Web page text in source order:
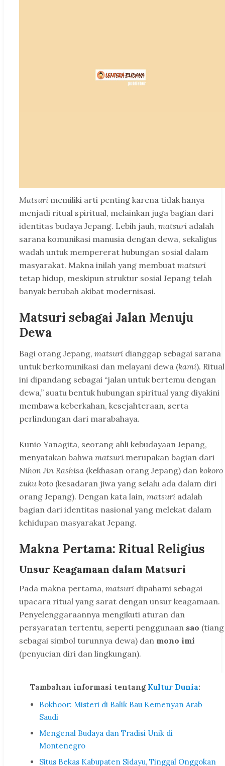
Matsuri memiliki arti penting karena tidak hanya
menjadi ritual spiritual, melainkan juga bagian dari
identitas budaya Jepang. Lebih jauh, matsuri adalah
sarana komunikasi manusia dengan dewa, sekaligus
wadah untuk mempererat hubungan sosial dalam
masyarakat. Makna inilah yang membuat matsuri
tetap hidup, meskipun struktur sosial Jepang telah
banyak berubah akibat modernisasi.
Matsuri sebagai Jalan Menuju
Dewa
Bagi orang Jepang, matsuri dianggap sebagai sarana
untuk berkomunikasi dan melayani dewa (kami). Ritual
ini dipandang sebagai “jalan untuk bertemu dengan
dewa,” suatu bentuk hubungan spiritual yang diyakini
membawa keberkahan, kesejahteraan, serta
perlindungan dari marabahaya.
Kunio Yanagita, seorang ahli kebudayaan Jepang,
menyatakan bahwa matsuri merupakan bagian dari
Nihon Jin Rashisa (kekhasan orang Jepang) dan kokoro
zuku koto (kesadaran jiwa yang selalu ada dalam diri
orang Jepang). Dengan kata lain, matsuri adalah
bagian dari identitas nasional yang melekat dalam
kehidupan masyarakat Jepang.
Makna Pertama: Ritual Religius
Unsur Keagamaan dalam Matsuri
Pada makna pertama, matsuri dipahami sebagai
upacara ritual yang sarat dengan unsur keagamaan.
Penyelenggaraannya mengikuti aturan dan
persyaratan tertentu, seperti penggunaan sao (tiang
sebagai simbol turunnya dewa) dan mono imi
(penyucian diri dan lingkungan).
Tambahan informasi tentang Kultur Dunia:
Bokhoor: Misteri di Balik Bau Kemenyan Arab
Saudi
Mengenal Budaya dan Tradisi Unik di
Montenegro
Situs Bekas Kabupaten Sidayu, Tinggal Onggokan